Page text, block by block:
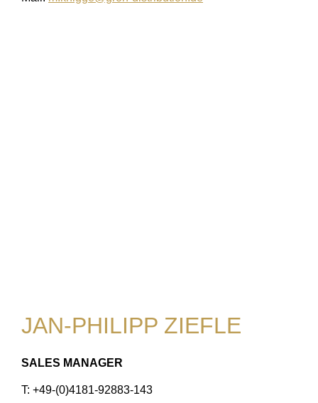
JAN-PHILIPP ZIEFLE
SALES MANAGER
T: +49-(0)4181-92883-143